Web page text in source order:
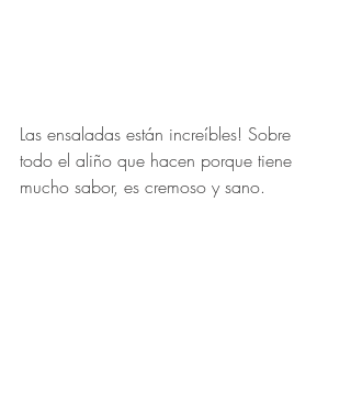
Las ensaladas están increíbles! Sobre
todo el aliño que hacen porque tiene
mucho sabor, es cremoso y sano.